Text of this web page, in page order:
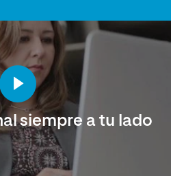
siempre a tu lado